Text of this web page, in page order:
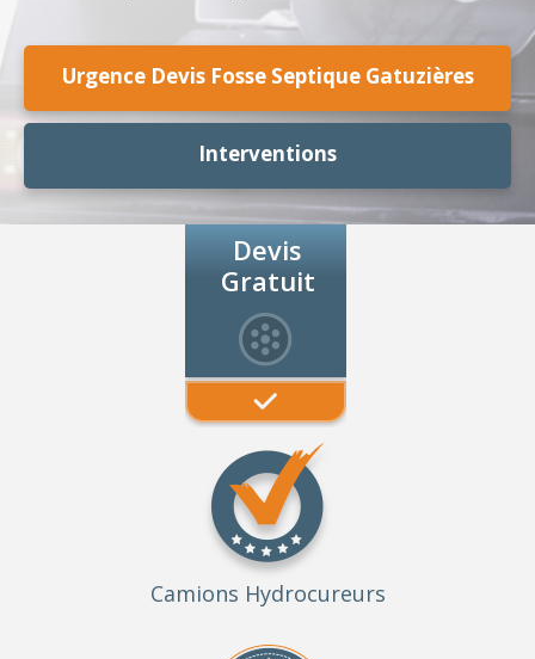
Urgence Devis Fosse Septique Gatuzières
Interventions
Devis
Gratuit
Camions Hydrocureurs